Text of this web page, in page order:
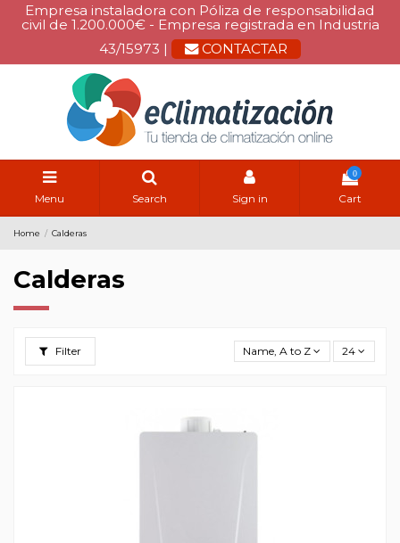
Empresa instaladora con Póliza de responsabilidad
civil de 1.200.000€ - Empresa registrada en Industria
43/15973 |
CONTACTAR
Menu Search Sign in
0
Cart
Home Calderas
Calderas
Filter Name, A to Z 24